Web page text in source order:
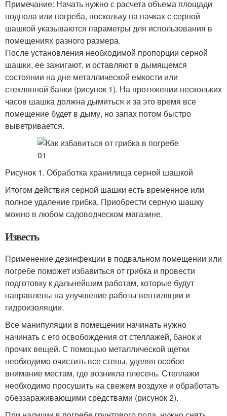
Примечание: Начать нужно с расчета объема площади
подпола или погреба, поскольку на пачках с серной
шашкой указываются параметры для использования в
помещениях разного размера.
После установления необходимой пропорции серной
шашки, ее зажигают, и оставляют в дымящемся
состоянии на дне металлической емкости или
стеклянной банки (рисунок 1). На протяжении нескольких
часов шашка должна дымиться и за это время все
помещение будет в дыму, но запах потом быстро
выветривается.
Рисунок 1. Обработка хранилища серной шашкой
Итогом действия серной шашки есть временное или
полное удаление грибка. Приобрести серную шашку
можно в любом садоводческом магазине.
Известь
Применение дезинфекции в подвальном помещении или
погребе поможет избавиться от грибка и провести
подготовку к дальнейшим работам, которые будут
направлены на улучшение работы вентиляции и
гидроизоляции.
Все манипуляции в помещении начинать нужно
начинать с его освобождения от стеллажей, банок и
прочих вещей. С помощью металлической щетки
необходимо очистить все стены, уделяя особое
внимание местам, где возникла плесень. Стеллажи
необходимо просушить на свежем воздухе и обработать
обеззараживающими средствами (рисунок 2).